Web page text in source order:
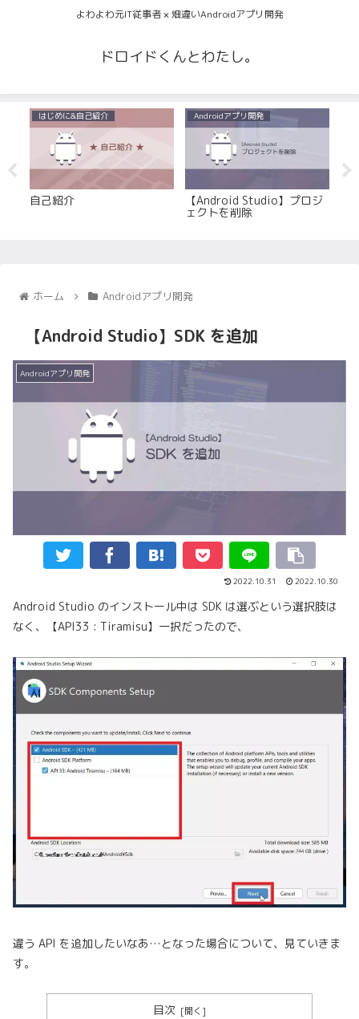
よわよわ元IT従事者 × 畑違いAndroidアプリ開発
ドロイドくんとわたし。
はじめに&自己紹介
自己紹介
Androidアプリ開発
【Android Studio】プロジ
ェクトを削除
ホーム Androidアプリ開発
【Android Studio】SDK を追加
Androidアプリ開発
2022.10.31 2022.10.30
Android Studio のインストール中は SDK は選ぶという選択肢は
なく、【API33 : Tiramisu】一択だったので、
違う API を追加したいなあ…となった場合について、見ていきま
す。
目次